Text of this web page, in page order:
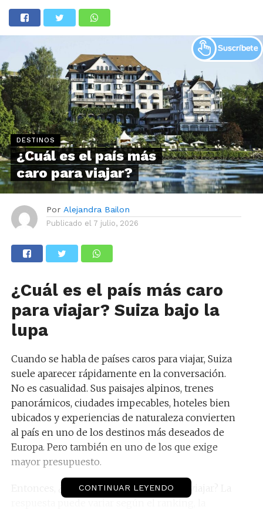
DESTINOS
¿Cuál es el país más
caro para viajar?
Por Alejandra Bailon
Publicado el 7 julio, 2026
¿Cuál es el país más caro
para viajar? Suiza bajo la
lupa
Cuando se habla de países caros para viajar, Suiza
suele aparecer rápidamente en la conversación.
No es casualidad. Sus paisajes alpinos, trenes
panorámicos, ciudades impecables, hoteles bien
ubicados y experiencias de naturaleza convierten
al país en uno de los destinos más deseados de
Europa. Pero también en uno de los que exige
mayor presupuesto.
Entonces, ¿cuál es el país más caro para viajar? La
CONTINUAR LEYENDO